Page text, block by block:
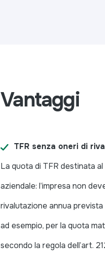
Vantaggi
TFR senza oneri di
La quota di TFR destinata
aziendale: l’impresa non
rivalutazione annua prevista
ad esempio, per la quota
secondo la regola dell’art.